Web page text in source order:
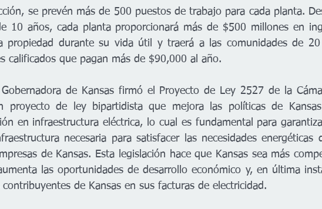
se prevén más de 500 puestos de trabajo para cada planta.
10 años, cada planta proporcionará más de $500 millones en
propiedad durante su vida útil y traerá a las comunidades de
calificados que pagan más de $90,000 al año.
de Kansas firmó el Proyecto de Ley 2527 de la
proyecto de ley bipartidista que mejora las políticas de
en infraestructura eléctrica, lo cual es fundamental para
necesaria para satisfacer las necesidades energéticas
de Kansas. Esta legislación hace que Kansas sea más
las oportunidades de desarrollo económico y, en última
de Kansas en sus facturas de electricidad.